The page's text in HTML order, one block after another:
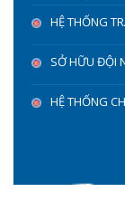
HỆ THỐNG
SỞ HỮU ĐỘI
HỆ THỐNG